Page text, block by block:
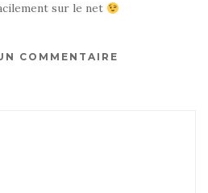
sur le net
COMMENTAIRE